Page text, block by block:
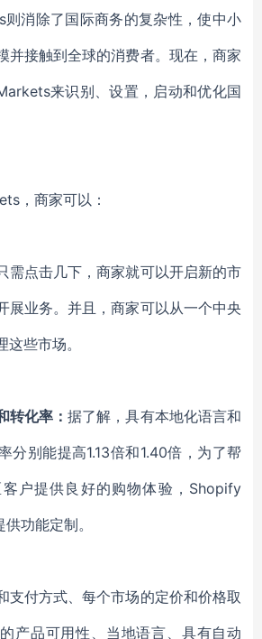
则消除了国际商务的复杂性，使中小
并接触到全球的消费者。现在，商家
来识别、设置 ， 启动和优化国
，商家可以 ：
需点击几下，商家就可以开启新的市
展业务。并且，商家可以从一个中央
这些市场。
转化率 ：据了解，具有本地化语言和
分别能提高1.13倍和1.40倍 ， 为了帮
客户提供良好的购物体验， Shopify
供功能定制。
支付方式、每个市场的定价和价格取
产品可用性 、 当地语言、 具有自动